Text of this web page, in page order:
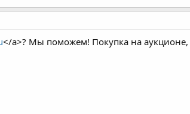
</a>? Мы поможем! Покупка на аукционе,